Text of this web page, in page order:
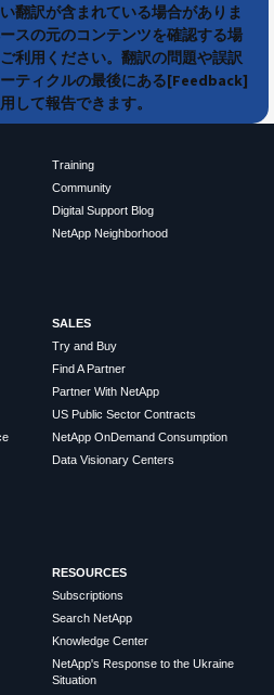
翻訳が含まれている場合がありま
スの元のコンテンツを確認する場
利用ください。翻訳の問題や誤訳
ティクルの最後にある[Feedback]
して報告できます。
Training
Community
Digital Support Blog
NetApp Neighborhood
SALES
Try and Buy
Find A Partner
Partner With NetApp
US Public Sector Contracts
NetApp OnDemand Consumption
Data Visionary Centers
RESOURCES
Subscriptions
Search NetApp
Knowledge Center
NetApp's Response to the Ukraine
Situation